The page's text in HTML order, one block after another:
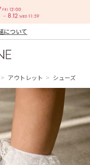
について
アウトレット シューズ